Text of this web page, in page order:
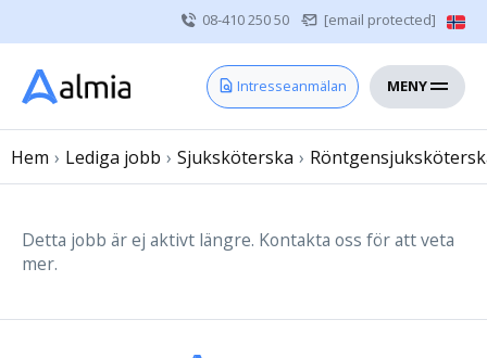
08-410 250 50 [email protected]
Intresseanmälan MENY
Hem
Vårdgivare
Om oss
Sjuksköterska
Hem › Lediga jobb › Sjuksköterska ›
Detta jobb är ej aktivt längre. Kontakta oss för att veta
mer.